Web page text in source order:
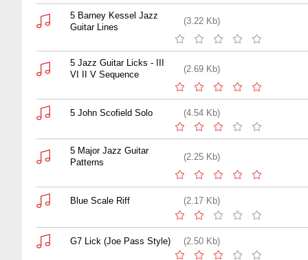
5 Barney Kessel Jazz
Guitar Lines
(3.22 Kb)
5 Jazz Guitar Licks - III
VI II V Sequence
(2.69 Kb)
5 John Scofield Solo (4.54 Kb)
5 Major Jazz Guitar
Patterns
(2.25 Kb)
Blue Scale Riff (2.17 Kb)
G7 Lick (Joe Pass Style) (2.50 Kb)